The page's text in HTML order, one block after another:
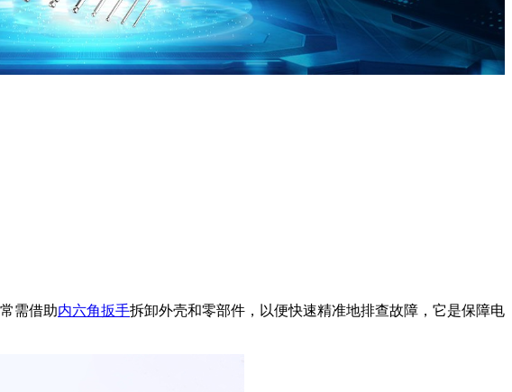
需借助内六角扳手拆卸外壳和零部件，以便快速精准地排查故障，它是保障电